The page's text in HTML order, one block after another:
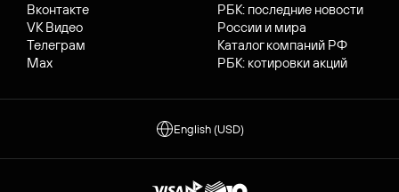
Вконтакте
VK Видео
Телеграм
Max
РБК: последние новости
России и мира
Каталог компаний РФ
РБК: котировки акций
English (USD)